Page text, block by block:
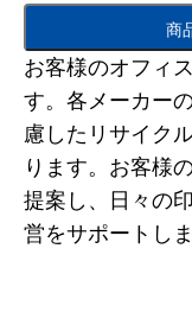
商
お客様のオフィ
す。各メーカー
慮したリサイク
ります。お客様
提案し、日々の
営をサポートしま